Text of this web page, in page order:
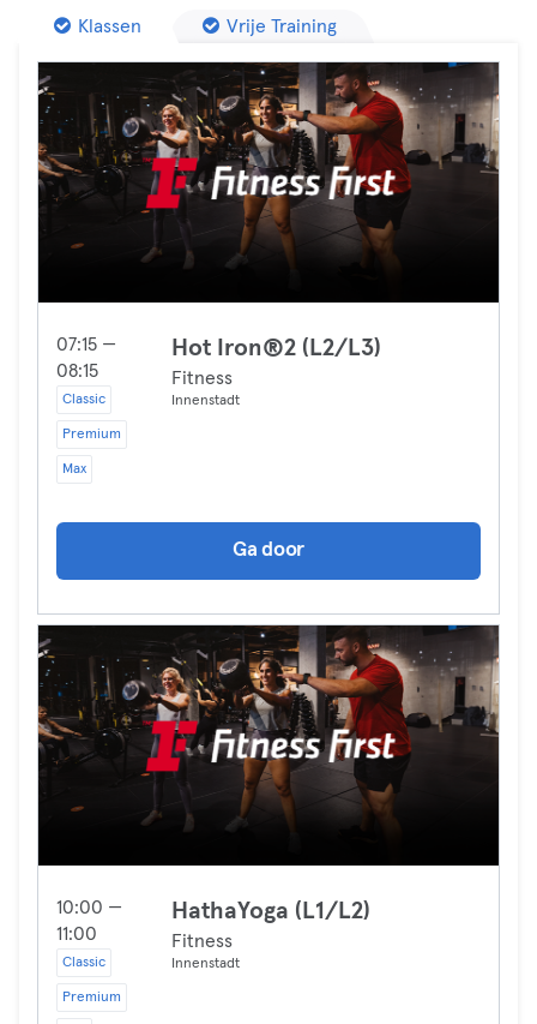
Klassen Vrije Training
07:15 —
08:15
Classic
Premium
Max
Hot Iron®2 (L2/L3)
Fitness
Innenstadt
Ga door
10:00 —
11:00
Classic
Premium
HathaYoga (L1/L2)
Fitness
Innenstadt